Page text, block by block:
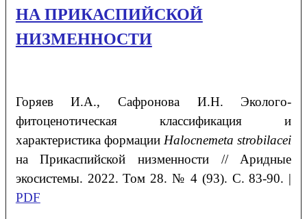
НА ПРИКАСПИЙСКОЙ
НИЗМЕННОСТИ
ГоряевИ.А., Сафронова И.Н. Эколого-
фитоценотическая классификация и
характеристика формацииHalocnemeta strobilacei
на Прикаспийской низменности // Аридные
экосистемы. 2022. Том 28. № 4 (93). С. 83-90. |
PDF